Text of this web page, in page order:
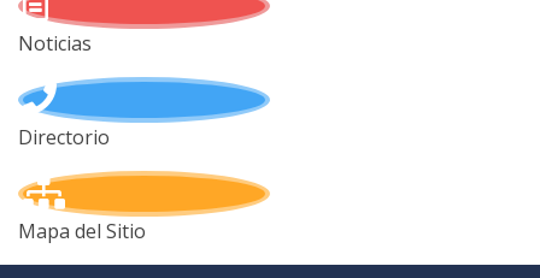
Noticias
Directorio
Mapa del Sitio